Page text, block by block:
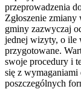
przeprowadzenia
Zgłoszenie
gminy zazwyczaj
jednej wizyty, o ile
przygotowane.
swoje procedury i
się z wymaganiami
poszczególnych